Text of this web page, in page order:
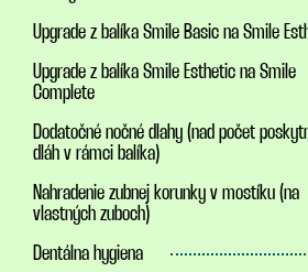
Upgrade z balíka Smile Basic na Smile
Upgrade z balíka Smile Esthetic na Smile
Complete
Dodatočné nočné dlahy (nad počet
dláh v rámci balíka)
Nahradenie zubnej korunky v mostíku (na
vlastných zuboch)
Dentálna hygiena